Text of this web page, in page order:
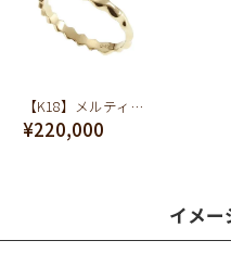
【K18】メルティーハニー リング【オーダージュエリー】【受注予約】
¥220,000
イメー